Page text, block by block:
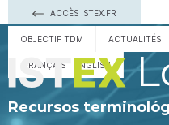
ACCÈS ISTEX.FR
OBJECTIF TDM ACTUALITÉS
FRANÇAIS ENGLISH
Recursos